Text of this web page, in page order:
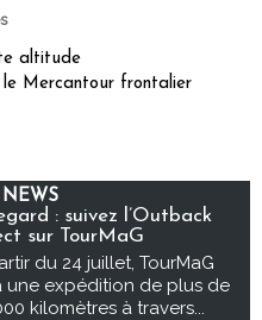
altitude
le Mercantour frontalier
NEWS
: suivez l’Outback
sur TourMaG
du 24 juillet, TourMaG
une expédition de plus de
kilomètres à travers...